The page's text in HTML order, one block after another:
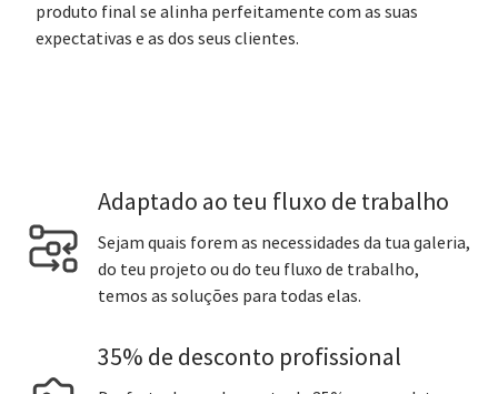
produto final se alinha perfeitamente com as suas
expectativas e as dos seus clientes.
Adaptado ao teu fluxo de trabalho
Sejam quais forem as necessidades da tua galeria,
do teu projeto ou do teu fluxo de trabalho,
temos as soluções para todas elas.
35% de desconto profissional